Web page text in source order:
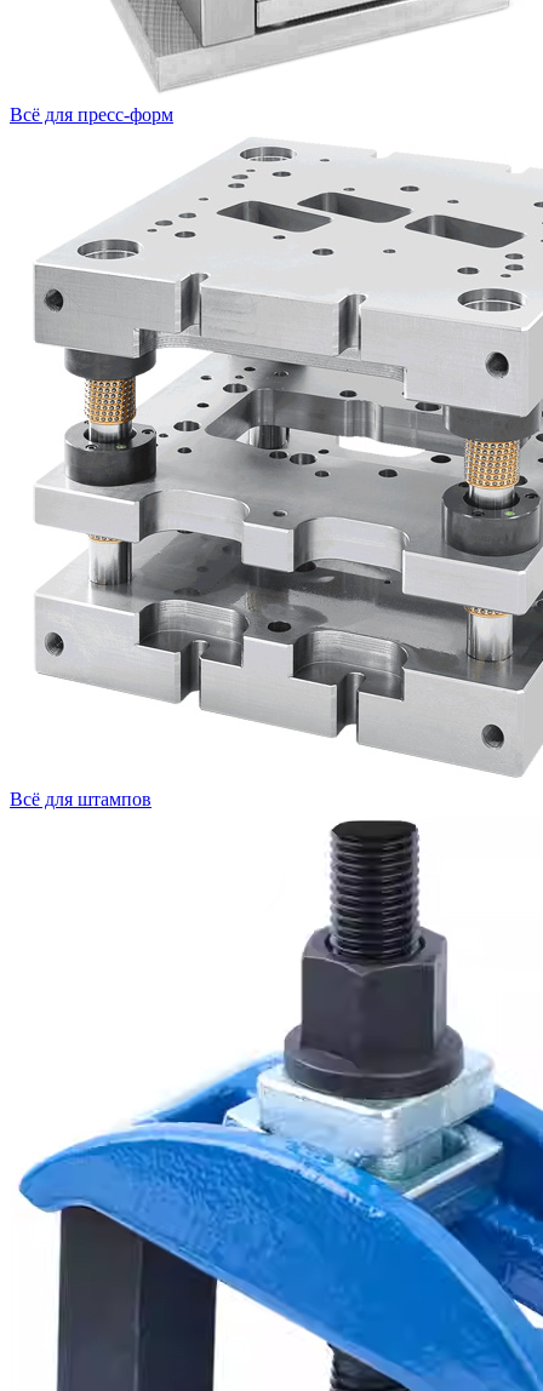
Всё для пресс-форм
Всё для штампов